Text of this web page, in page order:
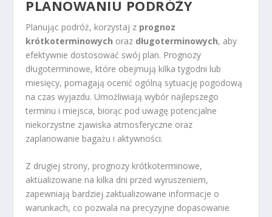
PLANOWANIU PODRÓŻY
Planując podróż, korzystaj z prognoz
krótkoterminowych oraz długoterminowych, aby
efektywnie dostosować swój plan. Prognozy
długoterminowe, które obejmują kilka tygodni lub
miesięcy, pomagają ocenić ogólną sytuację pogodową
na czas wyjazdu. Umożliwiają wybór najlepszego
terminu i miejsca, biorąc pod uwagę potencjalne
niekorzystne zjawiska atmosferyczne oraz
zaplanowanie bagażu i aktywności.
Z drugiej strony, prognozy krótkoterminowe,
aktualizowane na kilka dni przed wyruszeniem,
zapewniają bardziej zaktualizowane informacje o
warunkach, co pozwala na precyzyjne dopasowanie